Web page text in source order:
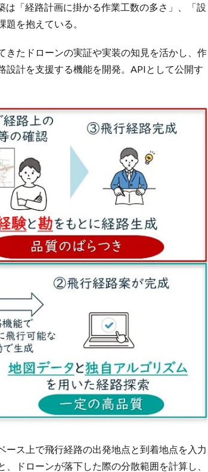
は「経路計画に掛かる作業工数の多さ」、「設
を抱えている。
きたドローンの実証や実装の知見を活かし、作
計を支援する機能を開発。APIとして公開す
ース上で飛行経路の出発地点と到着地点を入力
ドローンが落下した際の分散範囲を計算し、